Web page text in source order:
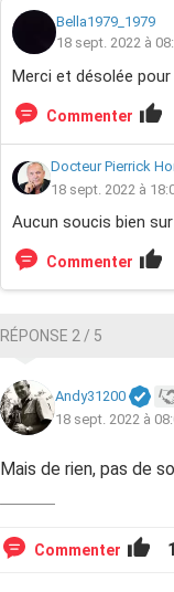
Bella1979_1979
18 sept. 2022 à
Merci et désolée pour
Commenter
Docteur Pierrick
18 sept. 2022 à
Aucun soucis bien sur
Commenter
RÉPONSE 2 / 5
Andy31200
18 sept. 2022 à
Mais de rien, pas de
Commenter 1